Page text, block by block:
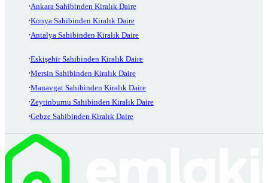
Ankara Sahibinden Kiralık Daire
Konya Sahibinden Kiralık Daire
Antalya Sahibinden Kiralık Daire
Eskişehir Sahibinden Kiralık Daire
Mersin Sahibinden Kiralık Daire
Manavgat Sahibinden Kiralık Daire
Zeytinburnu Sahibinden Kiralık Daire
Gebze Sahibinden Kiralık Daire